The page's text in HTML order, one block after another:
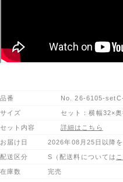
品番 No.26-6105-
サイズ セット：横幅32×
セット内容 詳細はこちら
お届け日 2026年08月25日以降を
配送区分 S（配送料については
在庫数 完売